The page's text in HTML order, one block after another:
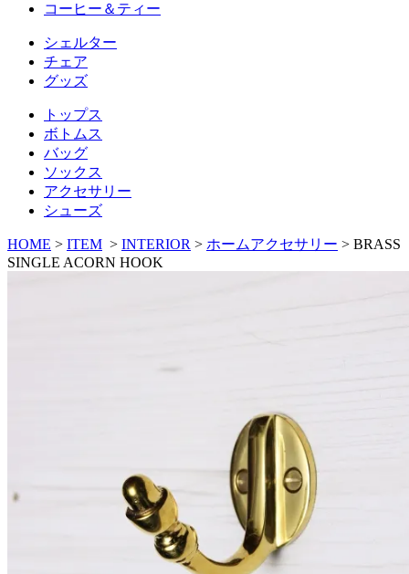
コーヒー＆ティー
シェルター
チェア
グッズ
トップス
ボトムス
バッグ
ソックス
アクセサリー
シューズ
HOME > ITEM > INTERIOR > ホームアクセサリー > BRASS
SINGLE ACORN HOOK